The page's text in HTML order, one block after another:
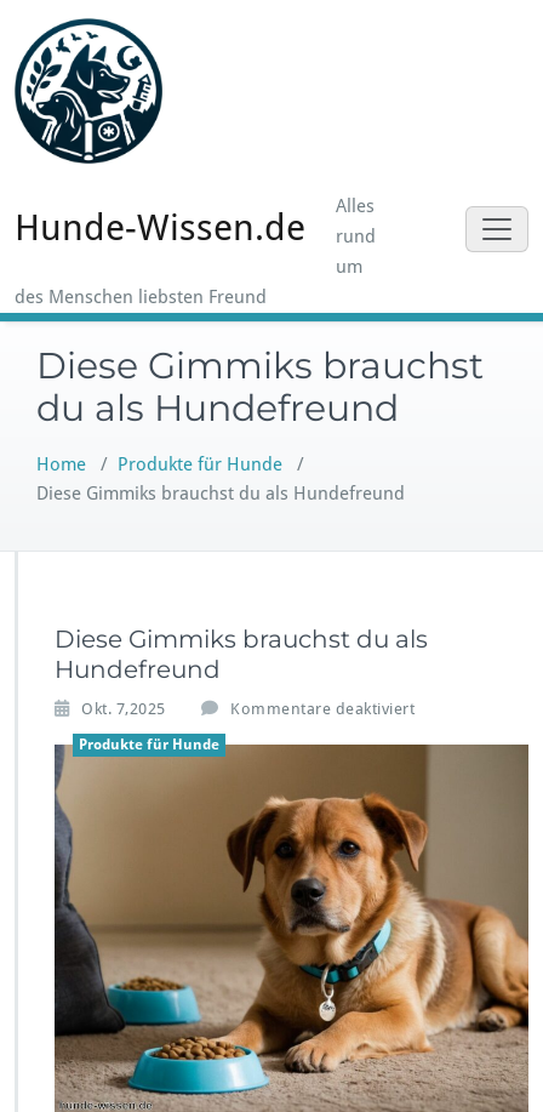
content
Hunde-Wissen.de
Alles
rund
um
des Menschen liebsten Freund
Diese Gimmiks brauchst
du als Hundefreund
Home / Produkte für Hunde /
Diese Gimmiks brauchst du als Hundefreund
Diese Gimmiks brauchst du als
Hundefreund
Okt. 7,2025 Kommentare deaktiviert
e
s
G
i
m
m
i
k
s
b
r
Produkte für Hunde